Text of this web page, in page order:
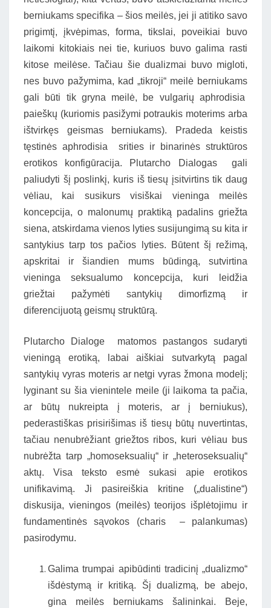
berniukams specifika – šios meilės, jei ji atitiko savo
prigimtį, įkvėpimas, forma, tikslai, poveikiai buvo
laikomi kitokiais nei tie, kuriuos buvo galima rasti
kitose meilėse. Tačiau šie dualizmai buvo migloti,
nes buvo pažymima, kad „tikroji“ meilė berniukams
gali būti tik gryna meilė, be vulgarių aphrodisia
paieškų (kuriomis pasižymi potraukis moterims arba
ištvirkęs geismas berniukams). Pradeda keistis
tęstinės aphrodisia srities ir binarinės struktūros
erotikos konfigūracija. Plutarcho Dialogas gali
paliudyti šį poslinkį, kuris iš tiesų įsitvirtins tik daug
vėliau, kai susikurs visiškai vieninga meilės
koncepcija, o malonumų praktiką padalins griežta
siena, atskirdama vienos lyties susijungimą su kita ir
santykius tarp tos pačios lyties. Būtent šį režimą,
apskritai ir šiandien mums būdingą, sutvirtina
vieninga seksualumo koncepcija, kuri leidžia
griežtai pažymėti santykių dimorfizmą ir
diferencijuotą geismų struktūrą.
Plutarcho Dialoge matomos pastangos sudaryti
vieningą erotiką, labai aiškiai sutvarkytą pagal
santykių vyras moteris ar netgi vyras žmona modelį;
lyginant su šia vienintele meile (ji laikoma ta pačia,
ar būtų nukreipta į moteris, ar į berniukus),
pederastiškas prisirišimas iš tiesų būtų nuvertintas,
tačiau nenubrėžiant griežtos ribos, kuri vėliau bus
nubrėžta tarp „homoseksualių“ ir „heteroseksualių“
aktų. Visa teksto esmė sukasi apie erotikos
unifikavimą. Ji pasireiškia kritine („dualistine“)
diskusija, vieningos (meilės) teorijos išplėtojimu ir
fundamentinės sąvokos (charis – palankumas)
pasirodymu.
Galima trumpai apibūdinti tradicinį „dualizmo“
išdėstymą ir kritiką. Šį dualizmą, be abejo,
gina meilės berniukams šalininkai. Beje,